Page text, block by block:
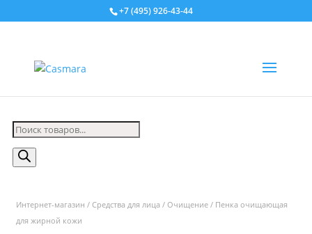
+7 (495) 926-43-44
Поиск
товаров
Интернет-магазин / Средства для лица / Очищение/ Пенка очищающая
для жирной кожи